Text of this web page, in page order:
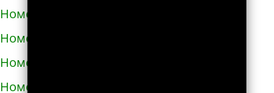
Номера телефонов такси в Самборе
Номера телефонов такси в Сарнах
Номера телефонов такси в Сваляве
Номера телефонов такси в Светловодске